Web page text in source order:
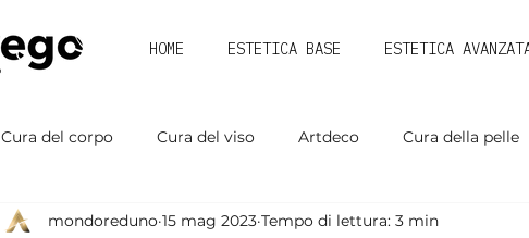
HOME ESTETICA BASE ESTETICA
Cura del corpo Cura del viso Artdeco Cura della pelle
mondoreduno 15 mag 2023 Tempo di lettura: 3 min